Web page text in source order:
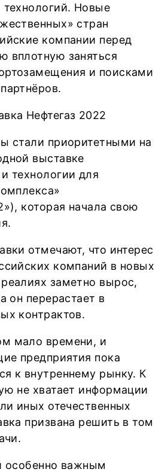
технологий. Новые
стран
компании перед
вплотную заняться
и поисками
стали приоритетными на
выставке
технологии для
которая начала свою
отмечают, что интерес
компаний в новых
заметно вырос,
он перерастает в
контрактов.
мало времени, и
предприятия пока
к внутреннему рынку. К
не хватает информации
иных отечественных
призвана решить в том
особенно важным